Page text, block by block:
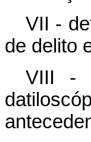
VII -
de delito
VIII -